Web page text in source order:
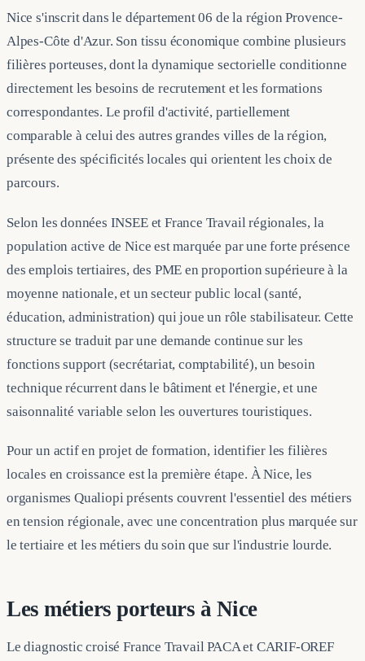
Nice s'inscrit dans le département 06 de la région Provence-
Alpes-Côte d'Azur. Son tissu économique combine plusieurs
filières porteuses, dont la dynamique sectorielle conditionne
directement les besoins de recrutement et les formations
correspondantes. Le profil d'activité, partiellement
comparable à celui des autres grandes villes de la région,
présente des spécificités locales qui orientent les choix de
parcours.
Selon les données INSEE et France Travail régionales, la
population active de Nice est marquée par une forte présence
des emplois tertiaires, des PME en proportion supérieure à la
moyenne nationale, et un secteur public local (santé,
éducation, administration) qui joue un rôle stabilisateur. Cette
structure se traduit par une demande continue sur les
fonctions support (secrétariat, comptabilité), un besoin
technique récurrent dans le bâtiment et l'énergie, et une
saisonnalité variable selon les ouvertures touristiques.
Pour un actif en projet de formation, identifier les filières
locales en croissance est la première étape. À Nice, les
organismes Qualiopi présents couvrent l'essentiel des métiers
en tension régionale, avec une concentration plus marquée sur
le tertiaire et les métiers du soin que sur l'industrie lourde.
Les métiers porteurs à Nice
Le diagnostic croisé France Travail PACA et CARIF-OREF